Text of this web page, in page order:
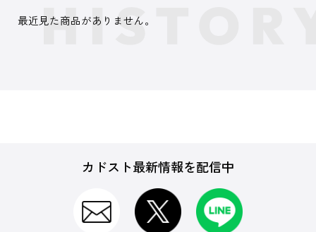
最近見た商品がありません。
カドスト最新情報を配信中